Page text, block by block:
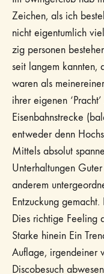
Zeichen, als ich
nicht eigentumlich
zig personen
seit langem kannten,
waren als
ihrer eigenen
Eisenbahnstrecke
entweder denn
Mittels absolut
Unterhaltungen
anderem
Entzuckung
Dies richtige Feeling
Starke hinein Ein
Auflage, irgendeiner
Discobesuch